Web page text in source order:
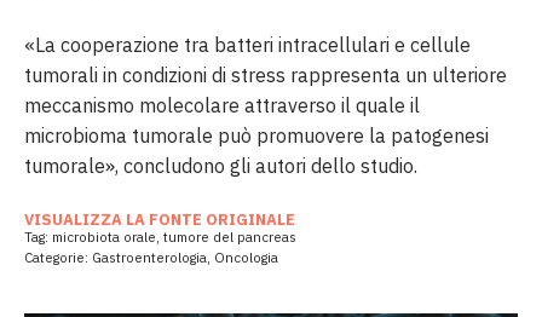
«La cooperazione tra batteri intracellulari e cellule
tumorali in condizioni di stress rappresenta un ulteriore
meccanismo molecolare attraverso il quale il
microbioma tumorale può promuovere la patogenesi
tumorale», concludono gli autori dello studio.
VISUALIZZA LA FONTE ORIGINALE
Tag: microbiota orale, tumore del pancreas
Categorie: Gastroenterologia, Oncologia